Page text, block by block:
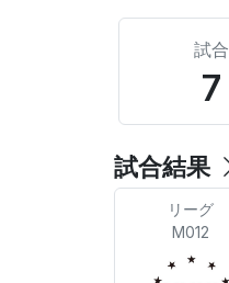
試合
7
試合結果
リーグ
M012